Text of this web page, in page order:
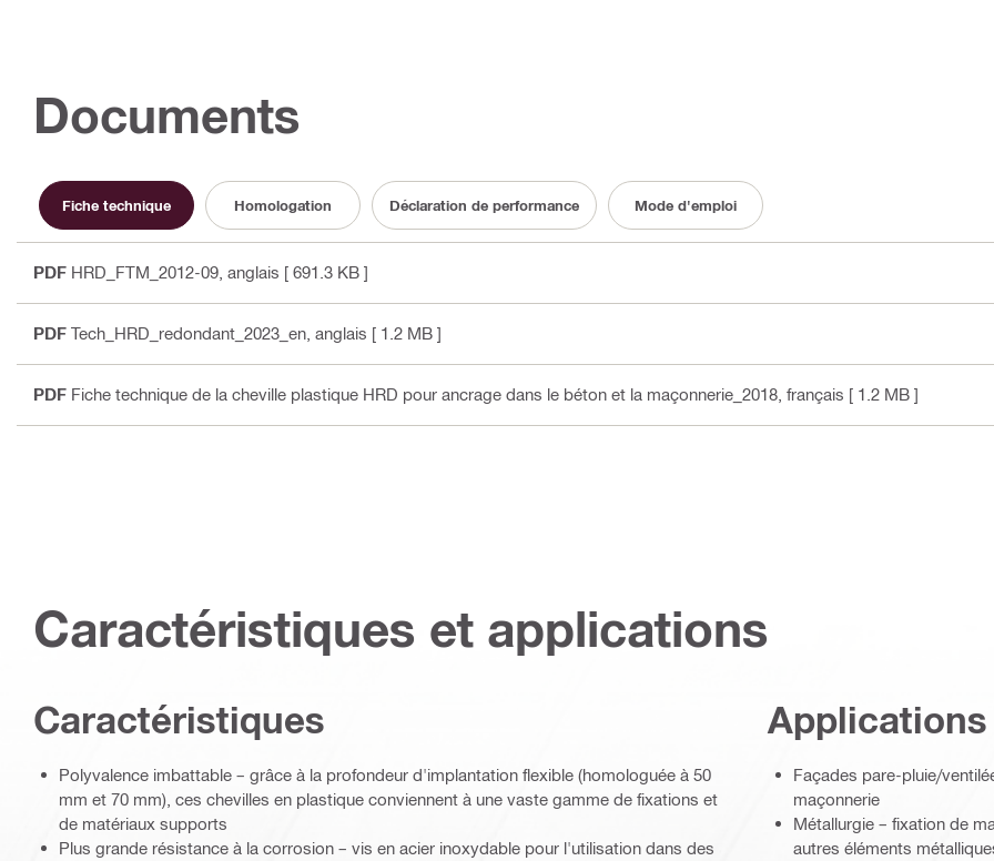
Documents
Fiche technique Homologation Déclaration de performance Mode d'emploi
PDF HRD_FTM_2012-09 , anglais [ 691.3 KB ]
PDF Tech_HRD_redondant_2023_en , anglais [ 1.2 MB ]
PDF Fiche technique de la cheville plastique HRD pour ancrage dans le béton et la maçonnerie_2018 , français [ 1.2 MB ]
Caractéristiques et applications
Caractéristiques
Polyvalence imbattable – grâce à la profondeur d'implantation flexible (homologuée à 50
mm et 70 mm), ces chevilles en plastique conviennent à une vaste gamme de fixations et
de matériaux supports
Plus grande résistance à la corrosion – vis en acier inoxydable pour l'utilisation dans des
Applications
Façades pare-pluie/
maçonnerie
Métallurgie – fixation de
autres éléments